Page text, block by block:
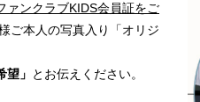
ァンクラブKIDS会員証をご
ご本人の写真入り「オリジ
望」 とお伝えください。